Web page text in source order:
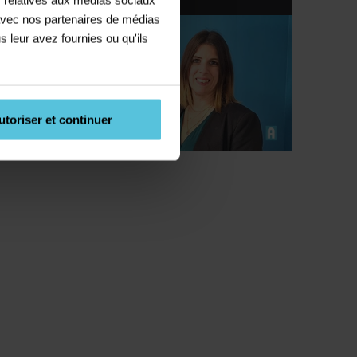
nos partenaires de médias
leur avez fournies ou qu'ils
et continuer